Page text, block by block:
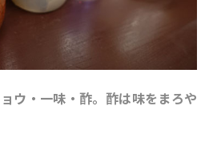
ウ・一味・酢。酢は味をまろや